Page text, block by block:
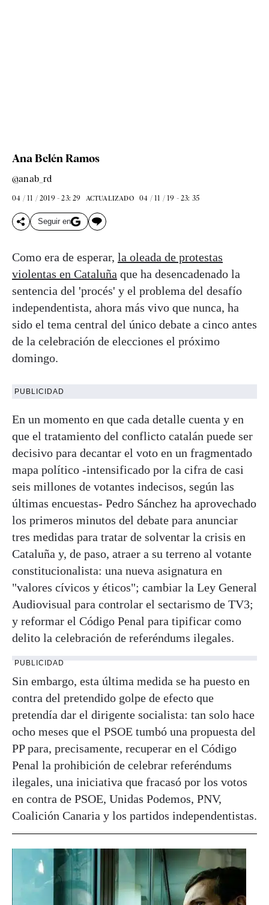
Ana Belén Ramos
@anab_rd
04 / 11 / 2019 - 23: 29 ACTUALIZADO 04 / 11 / 19 - 23: 35
Seguir en
Como era de esperar, la oleada de protestas
violentas en Cataluña que ha desencadenado la
sentencia del 'procés' y el problema del desafío
independentista, ahora más vivo que nunca, ha
sido el tema central del único debate a cinco antes
de la celebración de elecciones el próximo
domingo.
PUBLICIDAD
En un momento en que cada detalle cuenta y en
que el tratamiento del conflicto catalán puede ser
decisivo para decantar el voto en un fragmentado
mapa político -intensificado por la cifra de casi
seis millones de votantes indecisos, según las
últimas encuestas- Pedro Sánchez ha aprovechado
los primeros minutos del debate para anunciar
tres medidas para tratar de solventar la crisis en
Cataluña y, de paso, atraer a su terreno al votante
constitucionalista: una nueva asignatura en
"valores cívicos y éticos"; cambiar la Ley General
Audiovisual para controlar el sectarismo de TV3;
y reformar el Código Penal para tipificar como
delito la celebración de referéndums ilegales.
PUBLICIDAD
Sin embargo, esta última medida se ha puesto en
contra del pretendido golpe de efecto que
pretendía dar el dirigente socialista: tan solo hace
ocho meses que el PSOE tumbó una propuesta del
PP para, precisamente, recuperar en el Código
Penal la prohibición de celebrar referéndums
ilegales, una iniciativa que fracasó por los votos
en contra de PSOE, Unidas Podemos, PNV,
Coalición Canaria y los partidos independentistas.